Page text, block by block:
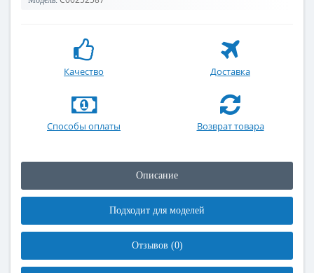
Качество Доставка
Способы оплаты Возврат товара
Описание
Подходит для моделей
Отзывов (0)